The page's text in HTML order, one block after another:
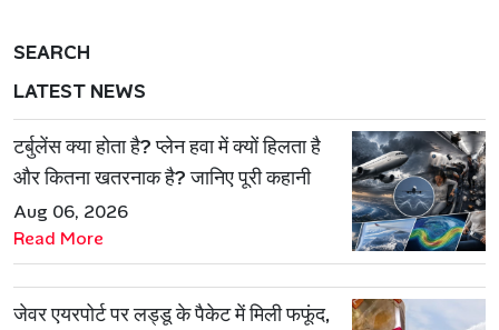
SEARCH
LATEST NEWS
टर्बुलेंस क्या होता है? प्लेन हवा में क्यों हिलता है
और कितना खतरनाक है? जानिए पूरी कहानी
Aug 06, 2026
Read More
जेवर एयरपोर्ट पर लड्डू के पैकेट में मिली फफूंद,